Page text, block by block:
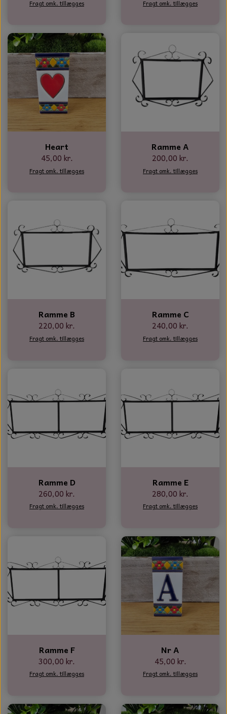
Fragt omk. tillægges Fragt omk. tillægges
Heart
45,00 kr.
Fragt omk. tillægges
Ramme A
200,00 kr.
Fragt omk. tillægges
Ramme B
220,00 kr.
Fragt omk. tillægges
Ramme C
240,00 kr.
Fragt omk. tillægges
Ramme D
260,00 kr.
Fragt omk. tillægges
Ramme E
280,00 kr.
Fragt omk. tillægges
Ramme F
300,00 kr.
Fragt omk. tillægges
Nr A
45,00 kr.
Fragt omk. tillægges